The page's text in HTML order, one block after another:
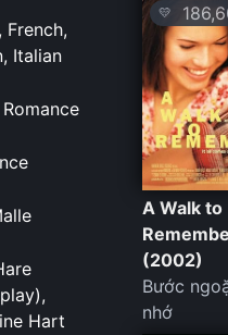
French,
Italian
Hart
💛
A Walk to
(2002)
Bước
nhớ